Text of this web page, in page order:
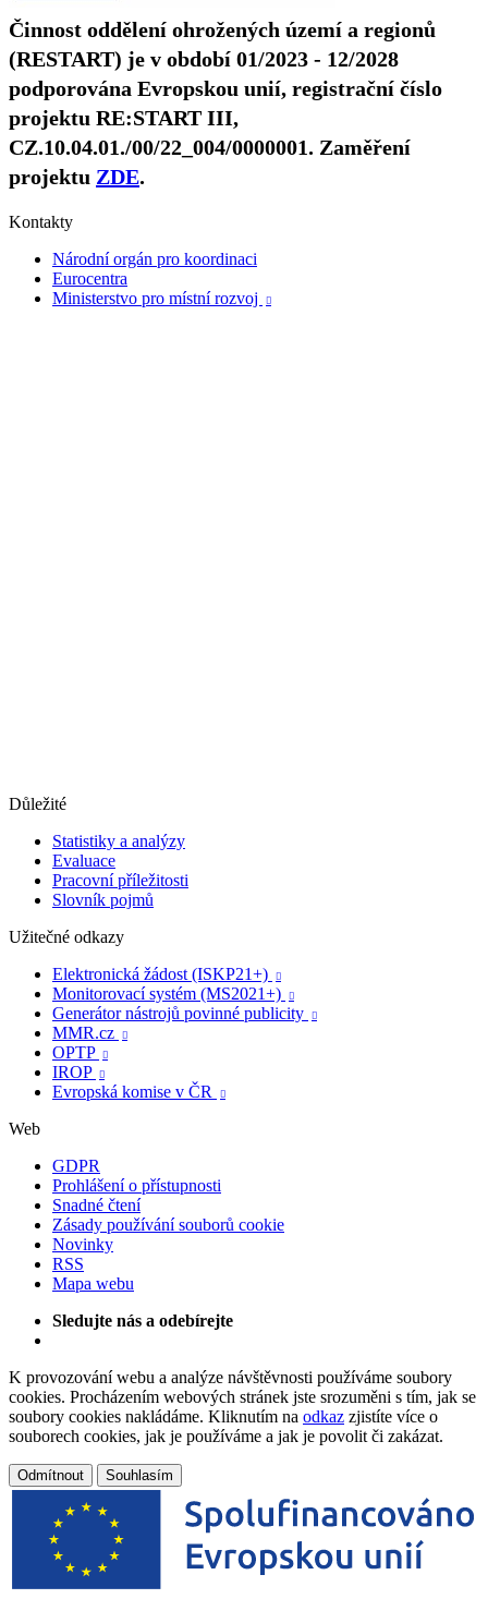
Činnost oddělení ohrožených území a regionů
(RESTART) je v období 01/2023 - 12/2028
podporována Evropskou unií, registrační číslo
projektu RE:START III,
CZ.10.04.01./00/22_004/0000001. Zaměření
projektu ZDE.
Kontakty
Národní orgán pro koordinaci
Eurocentra
Ministerstvo pro místní rozvoj

Důležité
Statistiky a analýzy
Evaluace
Pracovní příležitosti
Slovník pojmů
Užitečné odkazy
Elektronická žádost (ISKP21+)

Monitorovací systém (MS2021+) 
Generátor nástrojů povinné publicity 
MMR.cz 
OPTP 
IROP 
Evropská komise v ČR 
Web
GDPR
Prohlášení o přístupnosti
Snadné čtení
Zásady používání souborů cookie
Novinky
RSS
Mapa webu
Sledujte nás a odebírejte
K provozování webu a analýze návštěvnosti používáme soubory
cookies. Procházením webových stránek jste srozuměni s tím, jak se
soubory cookies nakládáme. Kliknutím na odkaz zjistíte více o
souborech cookies, jak je používáme a jak je povolit či zakázat.
Odmítnout Souhlasím